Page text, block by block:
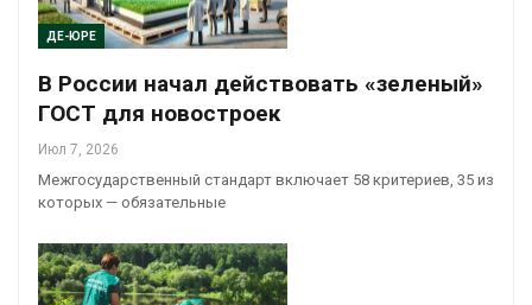
ДЕ-ЮРЕ
В России начал действовать «зеленый»
ГОСТ для новостроек
Июл 7, 2026
Межгосударственный стандарт включает 58 критериев, 35 из
которых — обязательные